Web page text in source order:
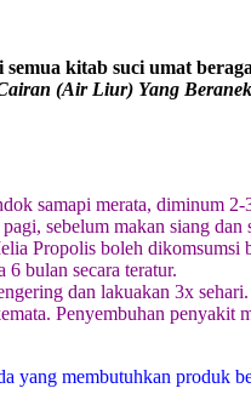
kitab suci umat
(Air Liur) Yang
samapi merata, diminum 2-
sebelum makan siang dan
Propolis boleh dikomsumsi
bulan secara teratur.
dan lakuakan 3x sehari.
Penyembuhan penyakit
yang membutuhkan produk